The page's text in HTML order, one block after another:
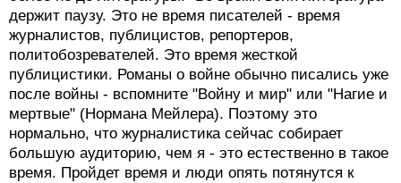
держит паузу. Это не время писателей - время
журналистов, публицистов, репортеров,
политобозревателей. Это время жесткой
публицистики. Романы о войне обычно писались уже
после войны - вспомните "Войну и мир" или "Нагие и
мертвые" (Нормана Мейлера). Поэтому это
нормально, что журналистика сейчас собирает
большую аудиторию, чем я - это естественно в такое
время. Пройдет время и люди опять потянутся к